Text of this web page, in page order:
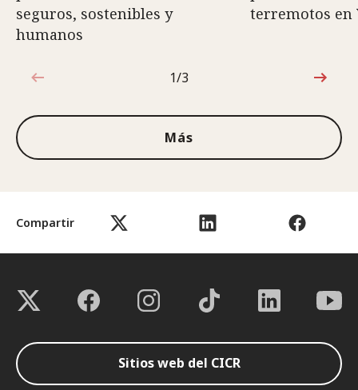
Compartir
seguros, sostenibles y
humanos
terremotos en
1de3
1/3
Más
Sitios web del CICR